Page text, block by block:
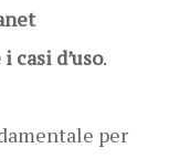
casi d’uso.
per